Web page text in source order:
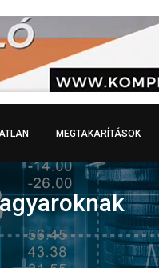
MEGTAKARÍTÁSOK